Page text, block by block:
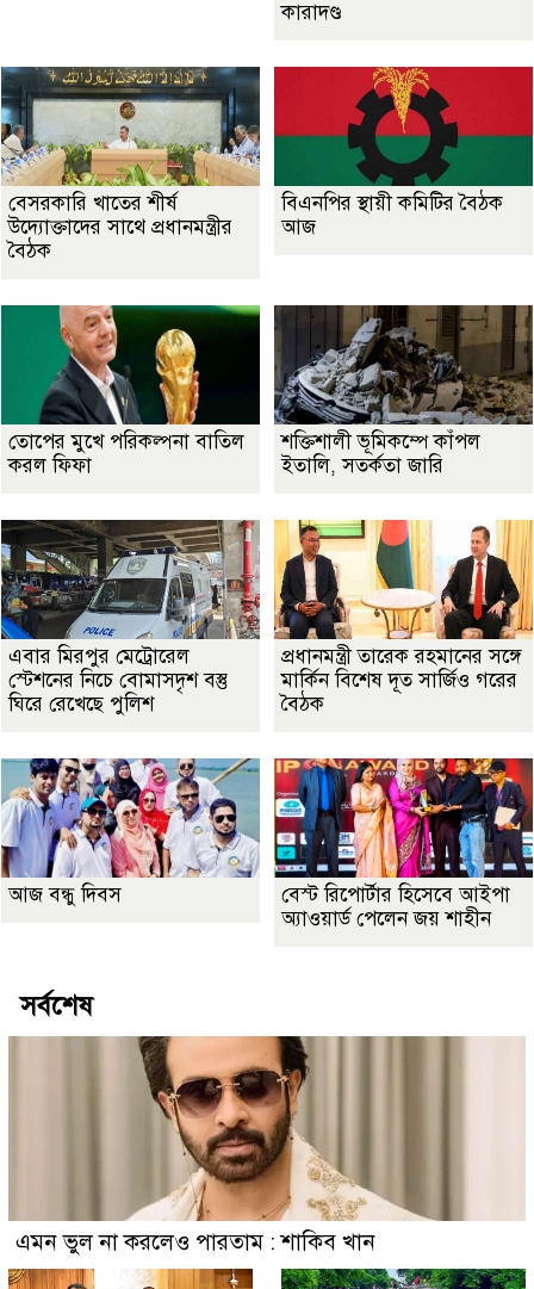
কারাদণ্ড
বেসরকারি খাতের শীর্ষ
উদ্যোক্তাদের সাথে প্রধানমন্ত্রীর
বৈঠক
বিএনপির স্থায়ী কমিটির বৈঠক
আজ
তোপের মুখে পরিকল্পনা বাতিল
করল ফিফা
শক্তিশালী ভূমিকম্পে কাঁপল
ইতালি, সতর্কতা জারি
এবার মিরপুর মেট্রোরেল
স্টেশনের নিচে বোমাসদৃশ বস্তু
ঘিরে রেখেছে পুলিশ
প্রধানমন্ত্রী তারেক রহমানের সঙ্গে
মার্কিন বিশেষ দূত সার্জিও গরের
বৈঠক
আজ বন্ধু দিবস
বেস্ট রিপোর্টার হিসেবে আইপা
অ্যাওয়ার্ড পেলেন জয় শাহীন
সর্বশেষ
এমন ভুল না করলেও পারতাম : শাকিব খান